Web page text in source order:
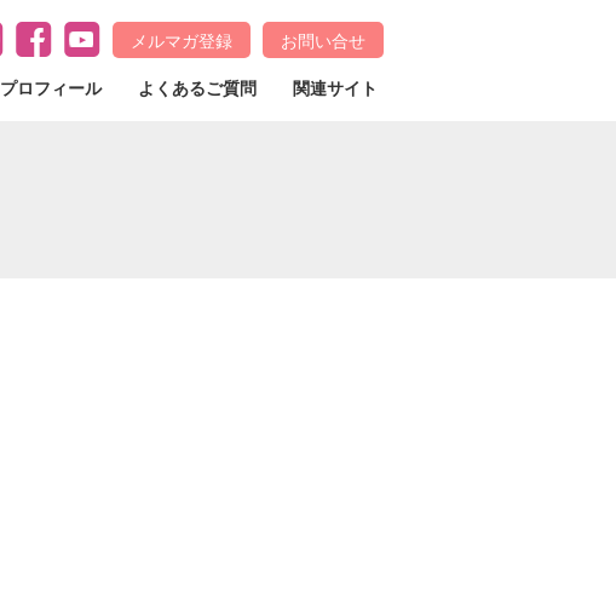
メルマガ登録 お問い合せ
プロフィール よくあるご質問 関連サイト